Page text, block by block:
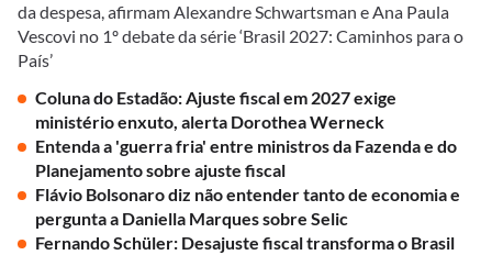
da despesa, afirmam Alexandre Schwartsman e Ana Paula
Vescovi no 1º debate da série ‘Brasil 2027: Caminhos para o
País’
Coluna do Estadão: Ajuste fiscal em 2027 exige
ministério enxuto, alerta Dorothea Werneck
Entenda a 'guerra fria' entre ministros da Fazenda e do
Planejamento sobre ajuste fiscal
Flávio Bolsonaro diz não entender tanto de economia e
pergunta a Daniella Marques sobre Selic
Fernando Schüler: Desajuste fiscal transforma o Brasil